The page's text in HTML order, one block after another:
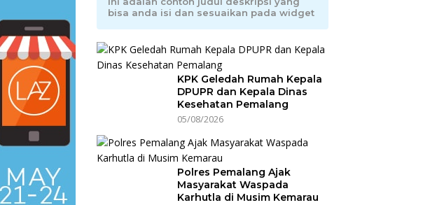
bisa anda isi dan sesuaikan pada widget
KPK Geledah Rumah Kepala
DPUPR dan Kepala Dinas
Kesehatan Pemalang
05/08/2026
Polres Pemalang Ajak
Masyarakat Waspada
Karhutla di Musim Kemarau